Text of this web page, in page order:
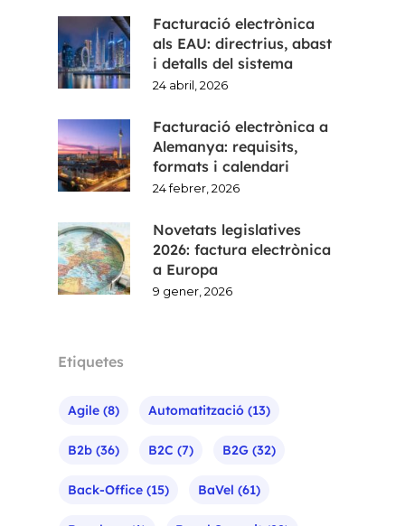
Facturació electrònica
als EAU: directrius, abast
i detalls del sistema
24 abril, 2026
Facturació electrònica a
Alemanya: requisits,
formats i calendari
24 febrer, 2026
Novetats legislatives
2026: factura electrònica
a Europa
9 gener, 2026
Etiquetes
Agile (8) Automatització (13)
B2b (36) B2C (7) B2G (32)
Back-Office (15) BaVel (61)